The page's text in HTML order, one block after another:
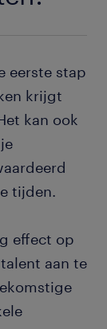
eerste stap
krijgt
kan ook
tijden.
effect op
aan te